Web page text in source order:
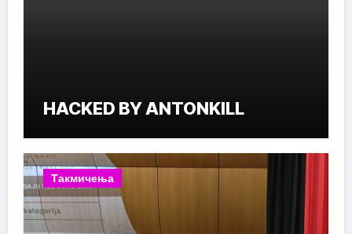
HACKED BY ANTONKILL
Такмичења